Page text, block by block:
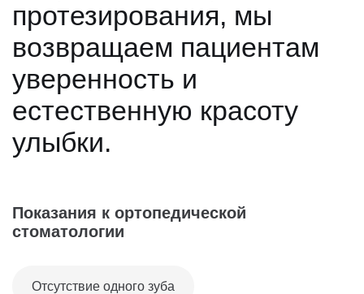
протезирования, мы
возвращаем пациентам
уверенность и
естественную красоту
улыбки.
Показания к ортопедической
стоматологии
Отсутствие одного зуба